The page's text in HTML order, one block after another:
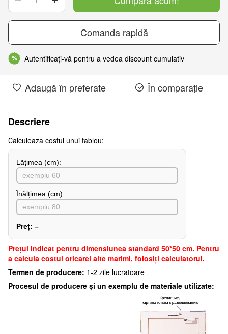
Comanda rapidă
% Autentificați-vă pentru a vedea discount cumulativ
Adaugă în preferate În comparație
Descriere
Сalculeaza costul unui tablou:
Lățimea (сm):
Înălțimea (cm):
Preț: –
Preţul indicat pentru dimensiunea standard 50*50 cm. Pentru
a calcula costul oricarei alte marimi, folosiți calculatorul.
Termen de producere: 1-2 zile lucratoare
Procesul de producere și un exemplu de materiale utilizate: